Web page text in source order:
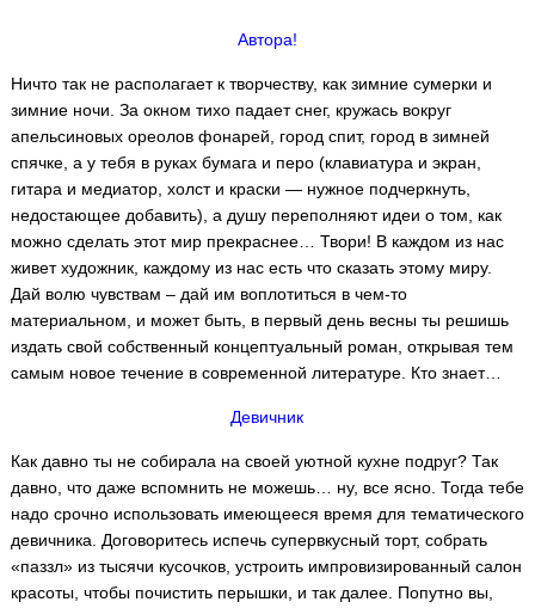
Автора!
Ничто так не располагает к творчеству, как зимние сумерки и
зимние ночи. За окном тихо падает снег, кружась вокруг
апельсиновых ореолов фонарей, город спит, город в зимней
спячке, а у тебя в руках бумага и перо (клавиатура и экран,
гитара и медиатор, холст и краски — нужное подчеркнуть,
недостающее добавить), а душу переполняют идеи о том, как
можно сделать этот мир прекраснее… Твори! В каждом из нас
живет художник, каждому из нас есть что сказать этому миру.
Дай волю чувствам – дай им воплотиться в чем-то
материальном, и может быть, в первый день весны ты решишь
издать свой собственный концептуальный роман, открывая тем
самым новое течение в современной литературе. Кто знает…
Девичник
Как давно ты не собирала на своей уютной кухне подруг? Так
давно, что даже вспомнить не можешь… ну, все ясно. Тогда тебе
надо срочно использовать имеющееся время для тематического
девичника. Договоритесь испечь супервкусный торт, собрать
«паззл» из тысячи кусочков, устроить импровизированный салон
красоты, чтобы почистить перышки, и так далее. Попутно вы,